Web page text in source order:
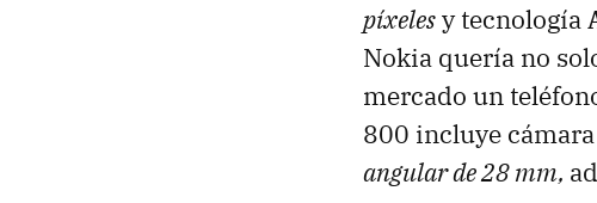
píxelesy tecnología
Nokia quería no
mercado un
800 incluye
angular de 28 mm,